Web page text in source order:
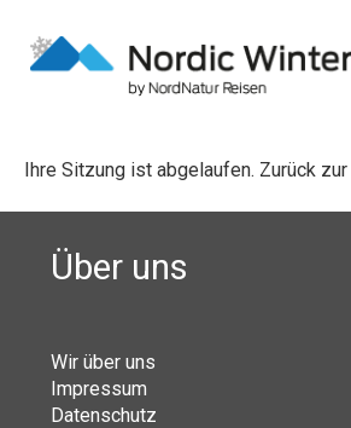
Ihre Sitzung ist abgelaufen. Zurück zur
Über uns
Wir über uns
Impressum
Datenschutz